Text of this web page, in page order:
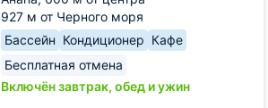
927 м от Черного моря
Бассейн Кондиционер Кафе
Бесплатная отмена
Включён завтрак, обед и ужин